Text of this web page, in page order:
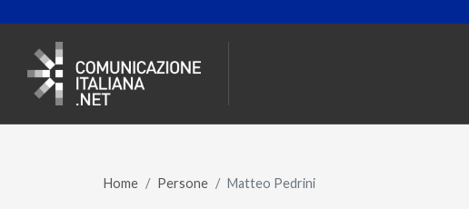
Home Persone Matteo Pedrini